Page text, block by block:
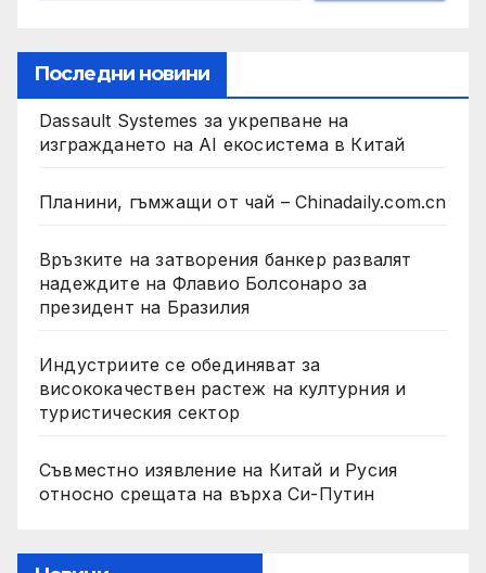
Последни новини
Dassault Systemes за укрепване на
изграждането на AI екосистема в Китай
Планини, гъмжащи от чай – Chinadaily.com.cn
Връзките на затворения банкер развалят
надеждите на Флавио Болсонаро за
президент на Бразилия
Индустриите се обединяват за
висококачествен растеж на културния и
туристическия сектор
Съвместно изявление на Китай и Русия
относно срещата на върха Си-Путин